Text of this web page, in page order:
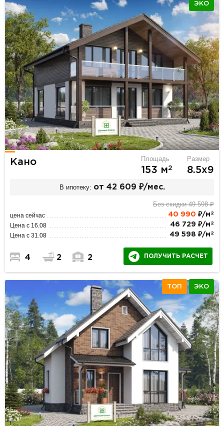
ЭКО
Кано Площадь
153 м2
Размер
8.5х9
В ипотеку: от 42 609 ₽/мес.
Без скидки 49 598 ₽
цена сейчас 40 990 ₽/м 2
Цена с 16.08 46 729 ₽/м 2
Цена с 31.08 49 598 ₽/м 2
4 2 2 ПОЛУЧИТЬ РАСЧЕТ
ТОП ЭКО